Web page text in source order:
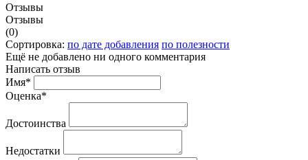
Отзывы
Отзывы
(0)
Сортировка: по дате добавления по полезности
Ещё не добавлено ни одного комментария
Написать отзыв
Имя*
Оценка*
Достоинства
Недостатки